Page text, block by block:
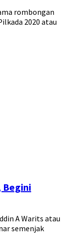
rombongan
2020 atau
Begini
A Warits atau
semenjak